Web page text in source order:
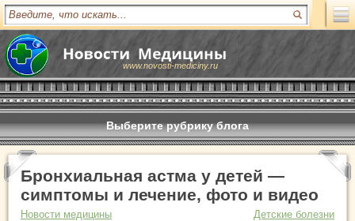
www.novosti-mediciny.ru
Выберите рубрику блога
Бронхиальная астма у детей —
симптомы и лечение, фото и видео
Новости медицины
Детские болезни